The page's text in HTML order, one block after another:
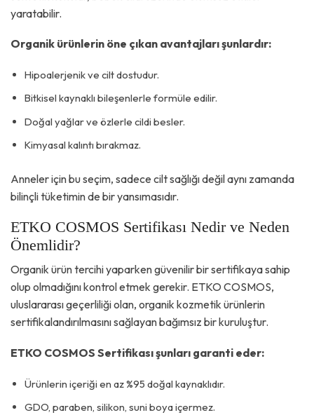
yaratabilir.
Organik ürünlerin öne çıkan avantajları şunlardır:
Hipoalerjenik ve cilt dostudur.
Bitkisel kaynaklı bileşenlerle formüle edilir.
Doğal yağlar ve özlerle cildi besler.
Kimyasal kalıntı bırakmaz.
Anneler için bu seçim, sadece cilt sağlığı değil aynı zamanda
bilinçli tüketimin de bir yansımasıdır.
ETKO COSMOS Sertifikası Nedir ve Neden
Önemlidir?
Organik ürün tercihi yaparken güvenilir bir sertifikaya sahip
olup olmadığını kontrol etmek gerekir. ETKO COSMOS,
uluslararası geçerliliği olan, organik kozmetik ürünlerin
sertifikalandırılmasını sağlayan bağımsız bir kuruluştur.
ETKO COSMOS Sertifikası şunları garanti eder:
Ürünlerin içeriği en az %95 doğal kaynaklıdır.
GDO, paraben, silikon, suni boya içermez.